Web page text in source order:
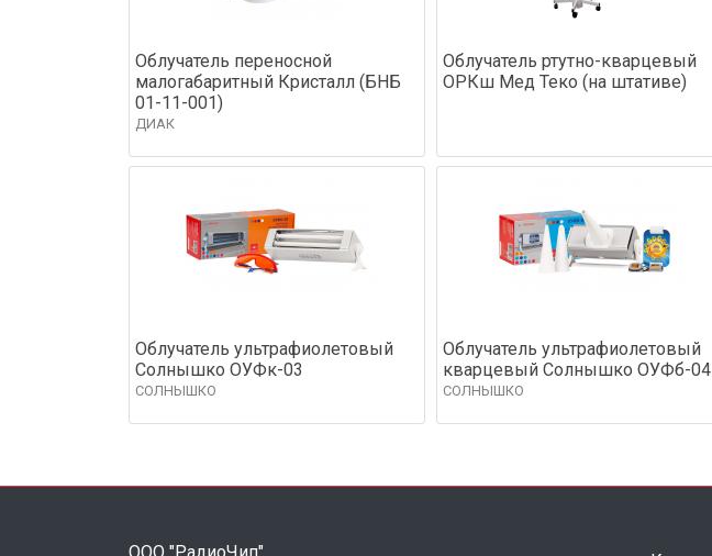
Облучатель переносной
малогабаритный Кристалл (БНБ
01-11-001)
ДИАК
Облучатель ртутно-кварцевый
ОРКш Мед Теко (на штативе)
Облучатель ультрафиолетовый
Солнышко ОУФк-03
СОЛНЫШКО
Облучатель ультрафиолетовый
кварцевый Солнышко ОУФб-04
СОЛНЫШКО
ООО "РадиоЧип"